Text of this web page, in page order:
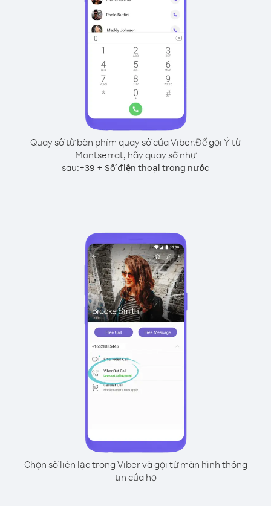
Quay số từ bàn phím quay số của Viber.Để gọi Ý từ
Montserrat, hãy quay số như
sau:+39 + Số điện thoại trong nước
Chọn số liên lạc trong Viber và gọi từ màn hình thông
tin của họ